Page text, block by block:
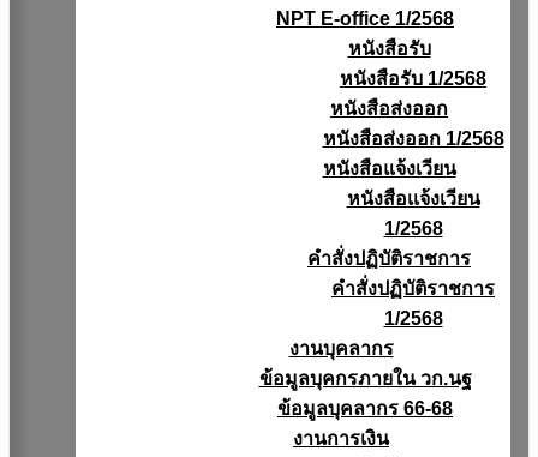
NPT E-office 1/2568
หนังสือรับ
หนังสือรับ 1/2568
หนังสือส่งออก
หนังสือส่งออก 1/2568
หนังสือแจ้งเวียน
หนังสือเเจ้งเวียน
1/2568
คำสั่งปฏิบัติราชการ
คำสั่งปฏิบัติราชการ
1/2568
งานบุคลากร
ข้อมูลบุคกรภายใน วก.นฐ
ข้อมูลบุคลากร 66-68
งานการเงิน